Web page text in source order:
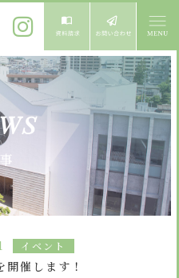
イベント
催します！